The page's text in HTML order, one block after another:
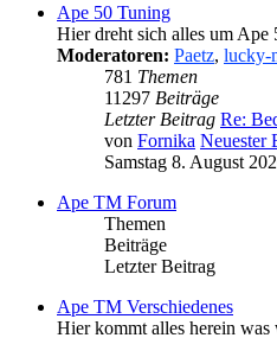
Ape 50 Tuning
Hier dreht sich alles um Ape
Moderatoren: Paetz, lucky-
781 Themen
11297 Beiträge
Letzter Beitrag Re:
von Fornika Neuester
Samstag 8. August
Ape TM Forum
Themen
Beiträge
Letzter Beitrag
Ape TM Verschiedenes
Hier kommt alles herein